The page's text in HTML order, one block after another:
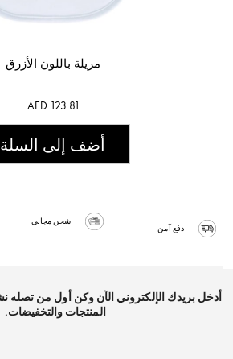
مريلة باللون الأزرق
AED 123.81
أضف إلى السلة